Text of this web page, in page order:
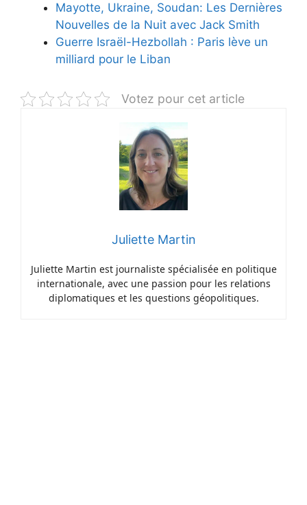
Mayotte, Ukraine, Soudan: Les Dernières
Nouvelles de la Nuit avec Jack Smith
Guerre Israël-Hezbollah : Paris lève un
milliard pour le Liban
Votez pour cet article
Juliette Martin
Juliette Martin est journaliste spécialisée en politique
internationale, avec une passion pour les relations
diplomatiques et les questions géopolitiques.